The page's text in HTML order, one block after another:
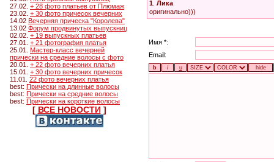
27.02. + 28 фото платьев от Плюмаж
23.02. + 30 фото причесок вечерних
14.02 Вечерняя прическа "Королева"
13.02 Форум продвинутых выпускниц
02.02. + 19 выпускных платьев
27.01. + 21 фотография платья
25.01. Мастер-класс вечерней
прически на средние волосы с фото
20.01. + 22 фото вечерних платья
15.01. + 30 фото вечерних причесок
11.01. 22 фото вечерних платья
best: Прически на длинные волосы
best: Прически на средние волосы
best: Прически на короткие волосы
[ ВСЕ НОВОСТИ]
1 Лика
оригинально)))
Имя *:
Email: